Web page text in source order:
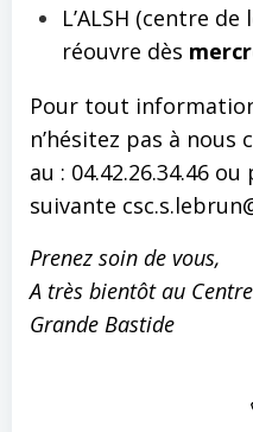
L’ALSH (centre
réouvre dès
Pour tout
n’hésitez pas à
au : 04.42.26.34.46
suivante
Prenez soin de vous,
A très bientôt au
Grande Bastide